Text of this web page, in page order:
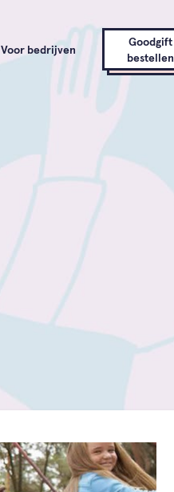
Goodgift
bestellen
Voor bedrijven